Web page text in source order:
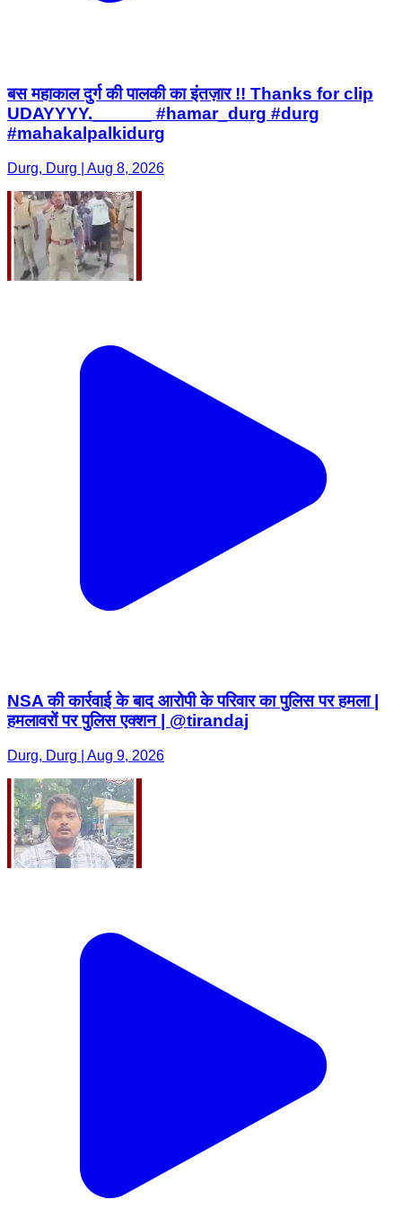
बस महाकाल दुर्ग की पालकी का इंतज़ार !! Thanks for clip
UDAYYYY.______ #hamar_durg #durg
#mahakalpalkidurg
Durg, Durg | Aug 8, 2026
NSA की कार्रवाई के बाद आरोपी के परिवार का पुलिस पर हमला |
हमलावरों पर पुलिस एक्शन | @tirandaj
Durg, Durg | Aug 9, 2026